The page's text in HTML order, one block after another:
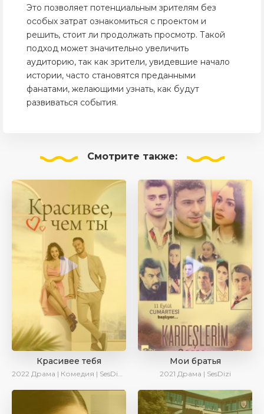
Это позволяет потенциальным зрителям без
особых затрат ознакомиться с проектом и
решить, стоит ли продолжать просмотр. Такой
подход может значительно увеличить
аудиторию, так как зрители, увидевшие начало
истории, часто становятся преданными
фанатами, желающими узнать, как будут
развиваться события.
Смотрите также:
Красивее тебя
2022 Драма | Комедия | SesDizi | AveTurk | Turok1990
Мои братья
2021 Драма | SesDizi